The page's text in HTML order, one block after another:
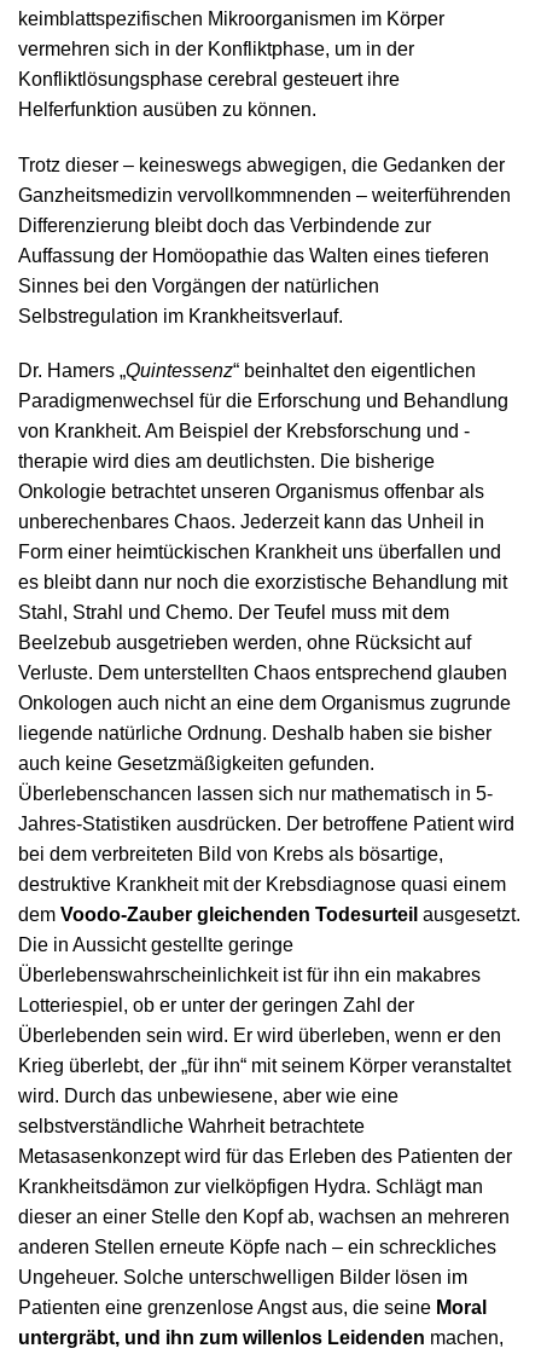
keimblattspezifischen Mikroorganismen im Körper
vermehren sich in der Konfliktphase, um in der
Konfliktlösungsphase cerebral gesteuert ihre
Helferfunktion ausüben zu können.
Trotz dieser – keineswegs abwegigen, die Gedanken der
Ganzheitsmedizin vervollkommnenden – weiterführenden
Differenzierung bleibt doch das Verbindende zur
Auffassung der Homöopathie das Walten eines tieferen
Sinnes bei den Vorgängen der natürlichen
Selbstregulation im Krankheitsverlauf.
Dr. Hamers „Quintessenz“ beinhaltet den eigentlichen
Paradigmenwechsel für die Erforschung und Behandlung
von Krankheit. Am Beispiel der Krebsforschung und -
therapie wird dies am deutlichsten. Die bisherige
Onkologie betrachtet unseren Organismus offenbar als
unberechenbares Chaos. Jederzeit kann das Unheil in
Form einer heimtückischen Krankheit uns überfallen und
es bleibt dann nur noch die exorzistische Behandlung mit
Stahl, Strahl und Chemo. Der Teufel muss mit dem
Beelzebub ausgetrieben werden, ohne Rücksicht auf
Verluste. Dem unterstellten Chaos entsprechend glauben
Onkologen auch nicht an eine dem Organismus zugrunde
liegende natürliche Ordnung. Deshalb haben sie bisher
auch keine Gesetzmäßigkeiten gefunden.
Überlebenschancen lassen sich nur mathematisch in 5-
Jahres-Statistiken ausdrücken. Der betroffene Patient wird
bei dem verbreiteten Bild von Krebs als bösartige,
destruktive Krankheit mit der Krebsdiagnose quasi einem
dem Voodo-Zauber gleichenden Todesurteil ausgesetzt.
Die in Aussicht gestellte geringe
Überlebenswahrscheinlichkeit ist für ihn ein makabres
Lotteriespiel, ob er unter der geringen Zahl der
Überlebenden sein wird. Er wird überleben, wenn er den
Krieg überlebt, der „für ihn“ mit seinem Körper veranstaltet
wird. Durch das unbewiesene, aber wie eine
selbstverständliche Wahrheit betrachtete
Metasasenkonzept wird für das Erleben des Patienten der
Krankheitsdämon zur vielköpfigen Hydra. Schlägt man
dieser an einer Stelle den Kopf ab, wachsen an mehreren
anderen Stellen erneute Köpfe nach – ein schreckliches
Ungeheuer. Solche unterschwelligen Bilder lösen im
Patienten eine grenzenlose Angst aus, die seine Moral
untergräbt, und ihn zum willenlos Leidenden machen,